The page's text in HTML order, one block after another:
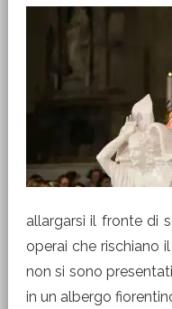
allargarsi il fronte di
operai che rischiano
non si sono
in un albergo